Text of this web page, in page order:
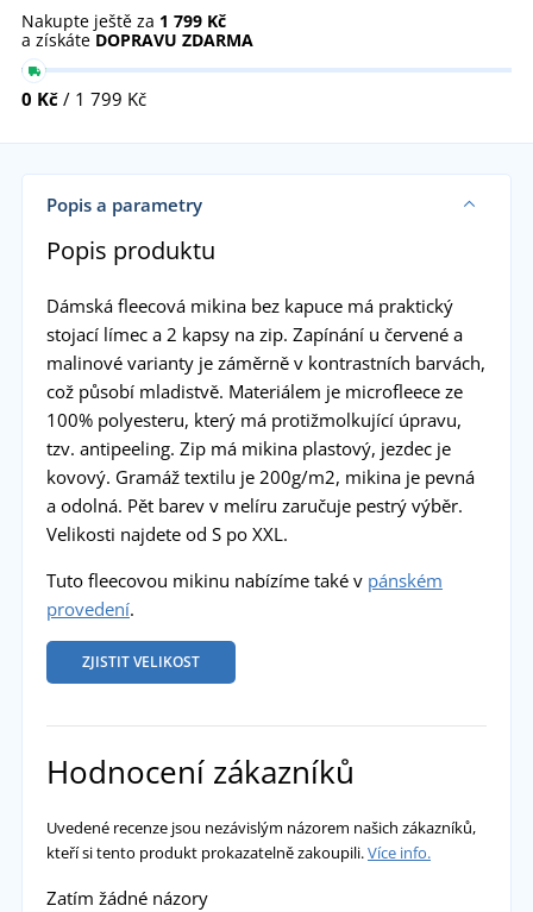
Nakupte ještě za 1 799 Kč
a získáte DOPRAVU ZDARMA
0 Kč / 1 799 Kč
Popis a parametry
Popis produktu
Dámská fleecová mikina bez kapuce má praktický
stojací límec a 2 kapsy na zip. Zapínání u červené a
malinové varianty je záměrně v kontrastních barvách,
což působí mladistvě. Materiálem je microfleece ze
100% polyesteru, který má protižmolkující úpravu,
tzv. antipeeling. Zip má mikina plastový, jezdec je
kovový. Gramáž textilu je 200g/m2, mikina je pevná
a odolná. Pět barev v melíru zaručuje pestrý výběr.
Velikosti najdete od S po XXL.
Tuto fleecovou mikinu nabízíme také v pánském
provedení.
ZJISTIT VELIKOST
Hodnocení zákazníků
Uvedené recenze jsou nezávislým názorem našich zákazníků,
kteří si tento produkt prokazatelně zakoupili.Více info.
Zatím žádné názory